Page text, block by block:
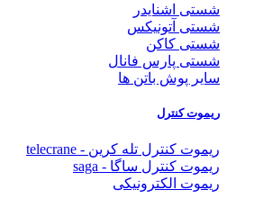
شستی اشنایدر
شستی آتونیکس
شستی کاکن
شستی پارس فانال
سایر پوش باتن ها
ریموت کنترل
ریموت کنترل تله کرین - telecrane
ریموت کنترل ساگا - saga
ریموت الکترونیکی